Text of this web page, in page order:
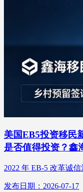
美国EB5投资移民
是否值得投资？鑫
2022 年 EB-5 改革诚
发布日期：2026-07-17